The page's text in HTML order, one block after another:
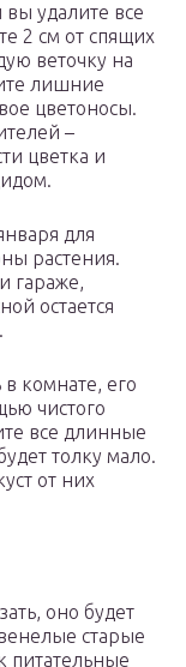
удалите все
2 см от спящих
веточку на
лишние
цветоносы.
–
цветка и
для
растения.
гараже,
остается
комнате, его
чистого
все длинные
толку мало.
от них
оно будет
старые
питательные